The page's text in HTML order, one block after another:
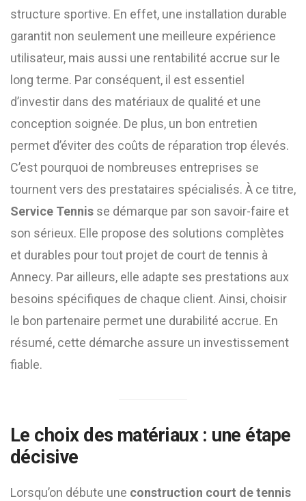
structure sportive. En effet, une installation durable
garantit non seulement une meilleure expérience
utilisateur, mais aussi une rentabilité accrue sur le
long terme. Par conséquent, il est essentiel
d’investir dans des matériaux de qualité et une
conception soignée. De plus, un bon entretien
permet d’éviter des coûts de réparation trop élevés.
C’est pourquoi de nombreuses entreprises se
tournent vers des prestataires spécialisés. À ce titre,
Service Tennis se démarque par son savoir-faire et
son sérieux. Elle propose des solutions complètes
et durables pour tout projet de court de tennis à
Annecy. Par ailleurs, elle adapte ses prestations aux
besoins spécifiques de chaque client. Ainsi, choisir
le bon partenaire permet une durabilité accrue. En
résumé, cette démarche assure un investissement
fiable.
Le choix des matériaux : une étape
décisive
Lorsqu’on débute une construction court de tennis